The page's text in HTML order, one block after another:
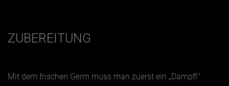
ZUBEREITUNG
Mit dem frischen Germ muss man zuerst ein „Dampfl“